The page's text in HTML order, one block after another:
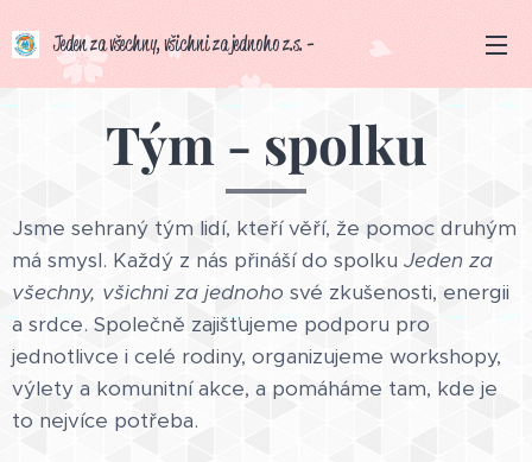
Jeden za všechny, všichni za jednoho z.s. -
darujeme-naději cz Vznik spolku 14.
Tým - spolku
Jsme sehraný tým lidí, kteří věří, že pomoc druhým
má smysl. Každý z nás přináší do spolku Jeden za
všechny, všichni za jednoho své zkušenosti, energii
a srdce. Společně zajišťujeme podporu pro
jednotlivce i celé rodiny, organizujeme workshopy,
výlety a komunitní akce, a pomáháme tam, kde je
to nejvíce potřeba.